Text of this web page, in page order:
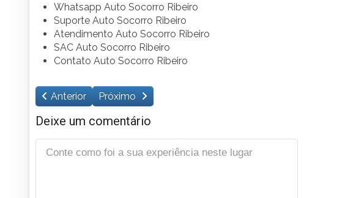
Whatsapp Auto Socorro Ribeiro
Suporte Auto Socorro Ribeiro
Atendimento Auto Socorro Ribeiro
SAC Auto Socorro Ribeiro
Contato Auto Socorro Ribeiro
Anterior Próximo
Deixe um comentário